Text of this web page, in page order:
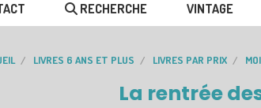
RECHERCHE VINTAGE
LIVRES 6 ANS ET PLUS LIVRES PAR PRIX
La rentrée